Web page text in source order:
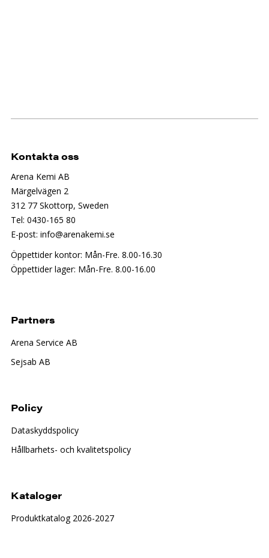
Kontakta oss
Arena Kemi AB
Märgelvägen 2
312 77 Skottorp, Sweden
Tel: 0430-165 80
E-post: info@arenakemi.se
Öppettider kontor: Mån-Fre. 8.00-16.30
Öppettider lager: Mån-Fre. 8.00-16.00
Partners
Arena Service AB
Sejsab AB
Policy
Dataskyddspolicy
Hållbarhets- och kvalitetspolicy
Kataloger
Produktkatalog 2026-2027